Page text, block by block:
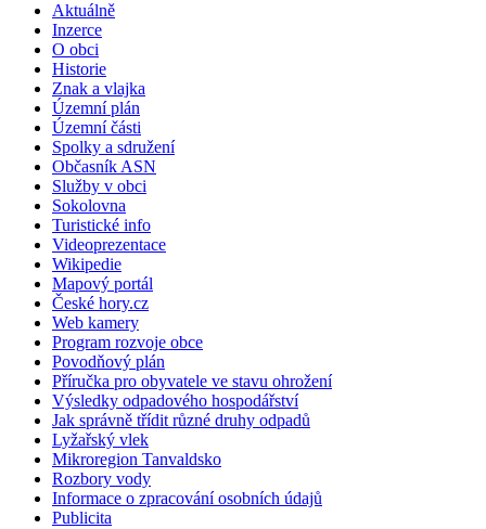
Aktuálně
Inzerce
O obci
Historie
Znak a vlajka
Územní plán
Územní části
Spolky a sdružení
Občasník ASN
Služby v obci
Sokolovna
Turistické info
Videoprezentace
Wikipedie
Mapový portál
České hory.cz
Web kamery
Program rozvoje obce
Povodňový plán
Příručka pro obyvatele ve stavu ohrožení
Výsledky odpadového hospodářství
Jak správně třídit různé druhy odpadů
Lyžařský vlek
Mikroregion Tanvaldsko
Rozbory vody
Informace o zpracování osobních údajů
Publicita